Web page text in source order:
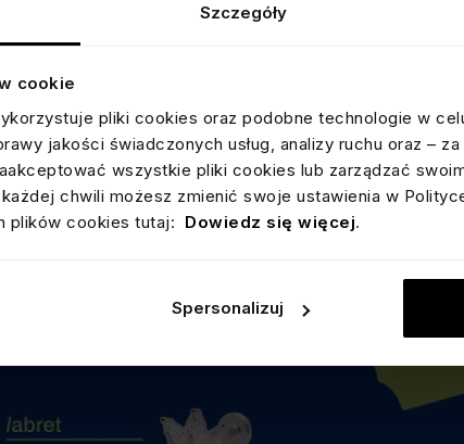
Szczegóły
cookie
pliki cookies oraz podobne technologie w
jakości świadczonych usług, analizy ruchu oraz –
wszystkie pliki cookies lub zarządzać
chwili możesz zmienić swoje ustawienia w
plików cookies tutaj: Dowiedz się więcej.
Spersonalizuj
je także… szeroka paleta barw, którą – w przypadku
labret, czyli prosty kolczyk z płaską okrągłą
zakończonej końcówce nie wbija się w
w płatku ucha: lobe, upper lobe oraz w